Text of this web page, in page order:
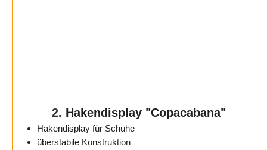
2. Hakendisplay "Copacabana"
Hakendisplay für Schuhe
überstabile Konstruktion